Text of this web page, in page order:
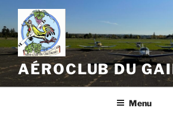
Aller
contenu
principal
AÉROCLUB DU
Menu